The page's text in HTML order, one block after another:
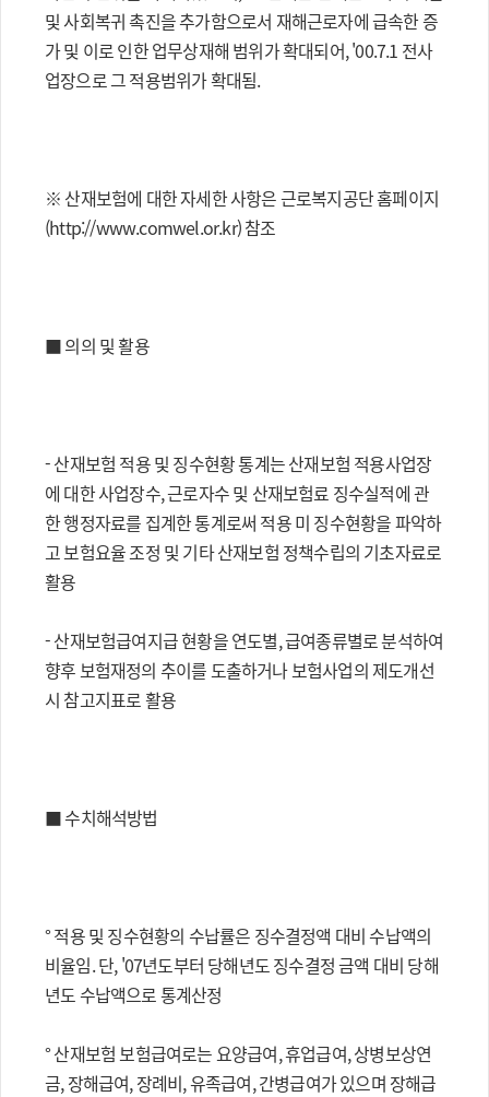
및 사회복귀 촉진을 추가함으로서 재해근로자에 급속한 증
가 및 이로 인한 업무상재해 범위가 확대되어, '00.7.1 전사
업장으로 그 적용범위가 확대됨.
※ 산재보험에 대한 자세한 사항은 근로복지공단 홈페이지
(http://www.comwel.or.kr) 참조
■ 의의 및 활용
- 산재보험 적용 및 징수현황 통계는 산재보험 적용사업장
에 대한 사업장수, 근로자수 및 산재보험료 징수실적에 관
한 행정자료를 집계한 통계로써 적용 미 징수현황을 파악하
고 보험요율 조정 및 기타 산재보험 정책수립의 기초자료로
활용
- 산재보험급여지급 현황을 연도별, 급여종류별로 분석하여
향후 보험재정의 추이를 도출하거나 보험사업의 제도개선
시 참고지표로 활용
■ 수치해석방법
° 적용 및 징수현황의 수납률은 징수결정액 대비 수납액의
비율임. 단, '07년도부터 당해년도 징수결정 금액 대비 당해
년도 수납액으로 통계산정
° 산재보험 보험급여로는 요양급여, 휴업급여, 상병보상연
금, 장해급여, 장례비, 유족급여, 간병급여가 있으며 장해급